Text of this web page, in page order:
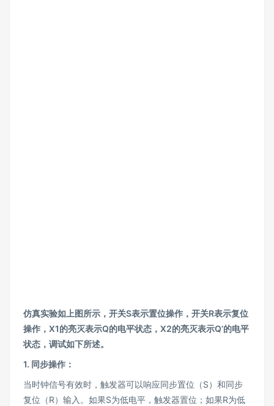
仿真实验如上图所示，开关S表示置位操作，开关R表示复位
操作，X1的亮灭表示Q的电平状态，X2的亮灭表示Q’的电平
状态，调试如下所述。
1. 同步操作：
当时钟信号有效时，触发器可以响应同步置位（S）和同步
复位（R）输入。如果S为低电平，触发器置位；如果R为低